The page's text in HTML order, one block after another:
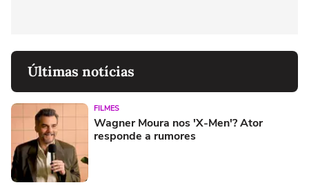
Últimas notícias
FILMES
Wagner Moura nos 'X-Men'? Ator
responde a rumores